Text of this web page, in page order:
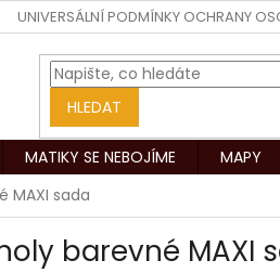
UNIVERSÁLNÍ PODMÍNKY OCHRANY
HLEDAT
MATIKY SE NEBOJÍME MAPY
MAXI sada
barevné MAXI